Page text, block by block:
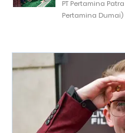
PT Pertamina
Pertamina